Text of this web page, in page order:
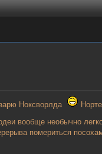
Ноксворлда
вообще необычно
помериться